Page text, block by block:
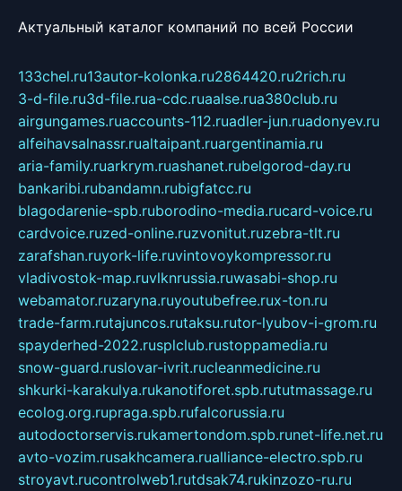
Актуальный каталог компаний по всей России
133chel.ru13autor-kolonka.ru2864420.ru2rich.ru
3-d-file.ru3d-file.rua-cdc.ruaalse.rua380club.ru
airgungames.ruaccounts-112.ruadler-jun.ruadonyev.ru
alfeihavsalnassr.rualtaipant.ruargentinamia.ru
aria-family.ruarkrym.ruashanet.rubelgorod-day.ru
bankaribi.rubandamn.rubigfatcc.ru
blagodarenie-spb.ruborodino-media.rucard-voice.ru
cardvoice.ruzed-online.ruzvonitut.ruzebra-tlt.ru
zarafshan.ruyork-life.ruvintovoykompressor.ru
vladivostok-map.ruvlknrussia.ruwasabi-shop.ru
webamator.ruzaryna.ruyoutubefree.rux-ton.ru
trade-farm.rutajuncos.rutaksu.rutor-lyubov-i-grom.ru
spayderhed-2022.rusplclub.rustoppamedia.ru
snow-guard.ruslovar-ivrit.rucleanmedicine.ru
shkurki-karakulya.rukanotiforet.spb.rututmassage.ru
ecolog.org.rupraga.spb.rufalcorussia.ru
autodoctorservis.rukamertondom.spb.runet-life.net.ru
avto-vozim.rusakhcamera.rualliance-electro.spb.ru
stroyavt.rucontrolweb1.rutdsak74.rukinzozo-ru.ru